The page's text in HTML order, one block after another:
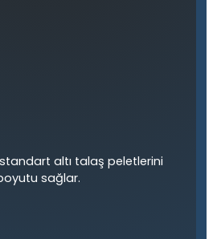
altı talaş peletlerini
sağlar.